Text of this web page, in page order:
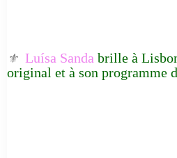
⚜️ Luísa Sanda brille à
original et à son programme